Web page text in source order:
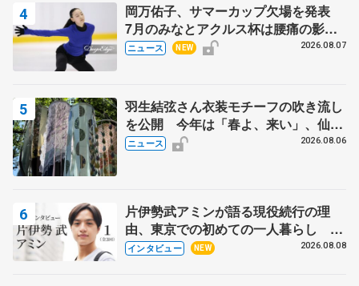
岡万佑子、サマーカップ欠場を発表
7月のみなとアクルス杯は腰痛の影響
で
ニュース NEW 2026.08.07
羽生結弦さん衣装モチーフの吹き流し
を公開 今年は「春よ、来い」、仙台
の瑞鳳殿
ニュース 2026.08.06
片伊勢武アミンが語る現役続行の理
由、東京での初めての一人暮らし 注
目スケーターの「今」に迫る
インタビュー NEW 2026.08.08